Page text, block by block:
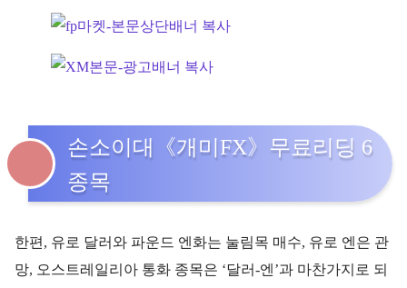
손소이대《개미FX》무료리딩 6
종목
한편, 유로 달러와 파운드 엔화는 눌림목 매수, 유로 엔은 관
망, 오스트레일리아 통화 종목은 ‘달러-엔’과 마찬가지로 되